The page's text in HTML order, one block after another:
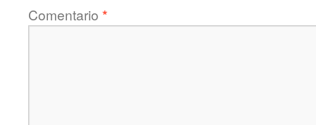
Comentario *